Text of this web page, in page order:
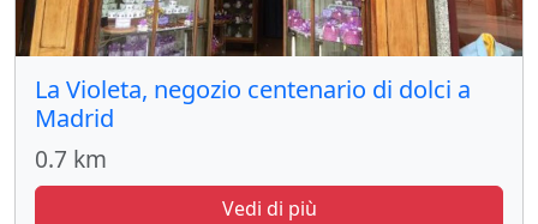
La Violeta, negozio centenario di dolci a
Madrid
0.7 km
Vedi di più